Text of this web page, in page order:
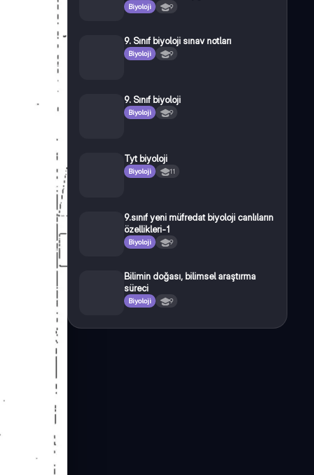
Biyoloji 9
9. Sınıf biyoloji sınav notları
Biyoloji 9
9. Sınıf biyoloji
Biyoloji 9
Tyt biyoloji
Biyoloji 11
9.sınıf yeni müfredat biyoloji canlıların
özellikleri-1
Biyoloji 9
Bilimin doğası, bilimsel araştırma
süreci
Biyoloji 9